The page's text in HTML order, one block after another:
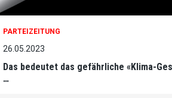
PARTEIZEITUNG
26.05.2023
Das bedeutet das gefährliche «Klima-
…